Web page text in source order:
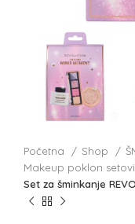
Početna Shop
Makeup poklon setovi
Set za šminkanje